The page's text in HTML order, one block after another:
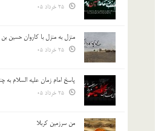
منزل به منزل با کاروان حسین
پاسخ امام زمان علیه السلام به
من سرزمین کربلا